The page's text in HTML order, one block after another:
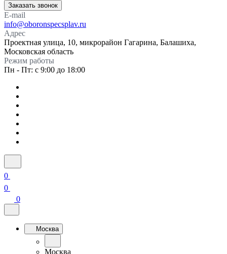
Заказать звонок
E-mail
info@oboronspecsplav.ru
Адрес
Проектная улица, 10, микрорайон Гагарина, Балашиха,
Московская область
Режим работы
Пн - Пт: с 9:00 до 18:00
0
0
0
Москва
Москва